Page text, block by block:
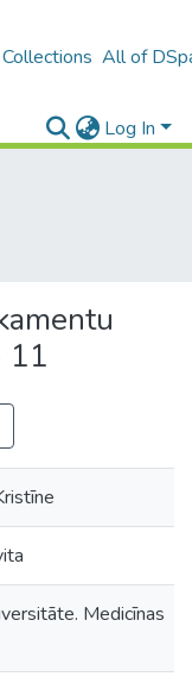
All of
Log In
11
Medicīnas